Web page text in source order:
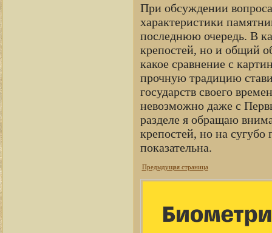
При обсуждении вопроса
характеристики
последнюю очередь. В
крепостей, но и общий
какое сравнение с
прочную традицию
государств своего
невозможно даже с
разделе я обращаю
крепостей, но на сугубо
показательна.
Предыдущая страница